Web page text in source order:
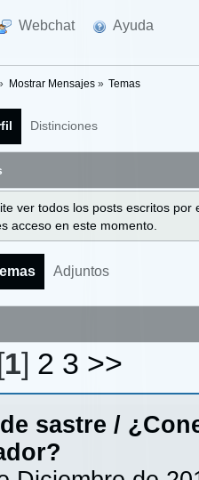
Webchat Ayuda
Mostrar Mensajes» Temas
Distinciones
ver todos los posts escritos
acceso en este momento.
Adjuntos
1] 2 3 >>
sastre /